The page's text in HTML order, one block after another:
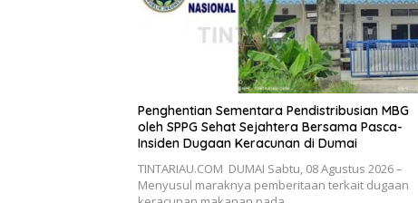
Penghentian Sementara Pendistribusian MBG
oleh SPPG Sehat Sejahtera Bersama Pasca-
Insiden Dugaan Keracunan di Dumai
TINTARIAU.COM DUMAI Sabtu, 08 Agustus 2026 –
Menyusul maraknya pemberitaan terkait dugaan